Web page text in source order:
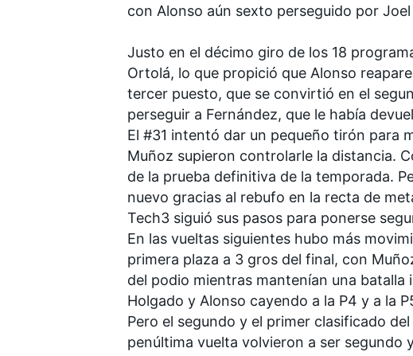
MÁS CATEGORÍAS
con Alonso aún sexto perseguido por Joel
Justo en el décimo giro de los 18
Ortolá, lo que propició que Alonso
tercer puesto, que se convirtió en el
perseguir a Fernández, que le había
El #31 intentó dar un pequeño tirón para
Muñoz supieron controlarle la distancia.
de la prueba definitiva de la temporada.
nuevo gracias al rebufo en la recta de
Tech3 siguió sus pasos para ponerse
En las vueltas siguientes hubo más
primera plaza a 3 gros del final, con
del podio mientras mantenían una
Holgado y Alonso cayendo a la P4 y a la
Pero el segundo y el primer clasificado
penúltima vuelta volvieron a ser segundo